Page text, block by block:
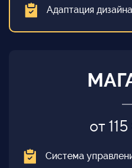
Адаптация
от
Система